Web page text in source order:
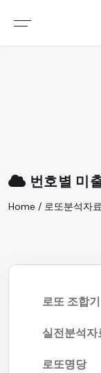
번호별 미
Home / 로또분석자
로또 조합기
실전분석자
로또명당
갤러리 & 동영상